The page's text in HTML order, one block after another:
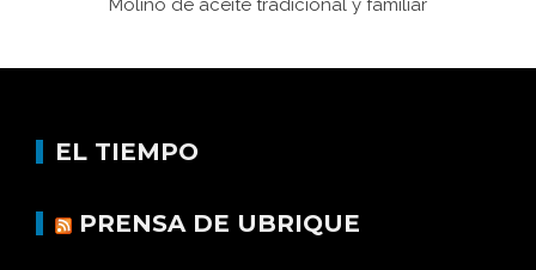
Molino de aceite tradicional y familiar
EL TIEMPO
PRENSA DE UBRIQUE